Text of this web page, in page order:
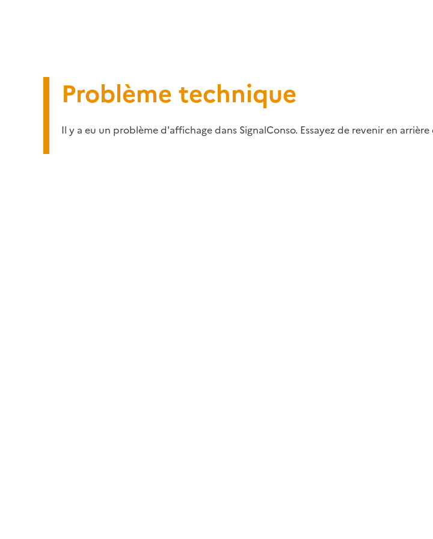
Problème technique
Il y a eu un problème d'affichage dans SignalConso. Essayez de revenir en